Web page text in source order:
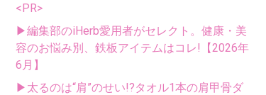
<PR>
▶編集部のiHerb愛用者がセレクト。健康・美
容のお悩み別、鉄板アイテムはコレ!【2026年
6月】
▶太るのは“肩”のせい!?タオル1本の肩甲骨ダ